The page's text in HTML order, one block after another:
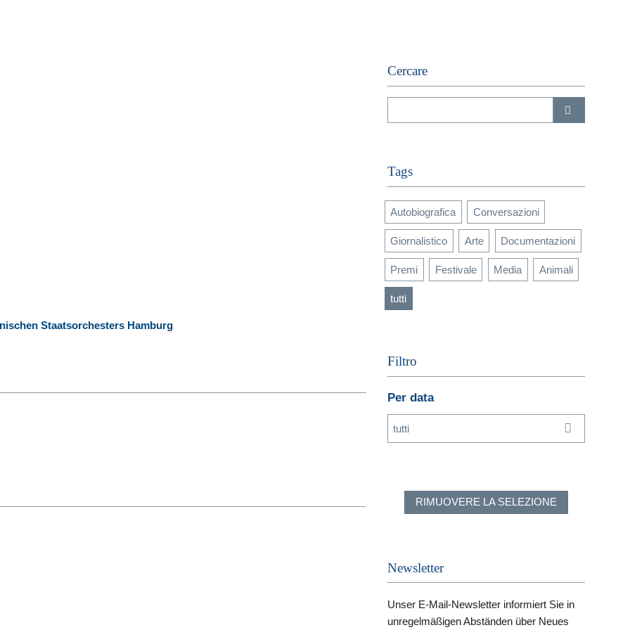
Staatsorchesters Hamburg
Cercare
Tags
Autobiografica Conversazioni
Giornalistico Arte Documentazioni
Premi Festivale Media Animali
tutti
Filtro
Per data
tutti
RIMUOVERE LA SELEZIONE
Newsletter
Unser E-Mail-Newsletter informiert Sie in
unregelmäßigen Abständen über Neues